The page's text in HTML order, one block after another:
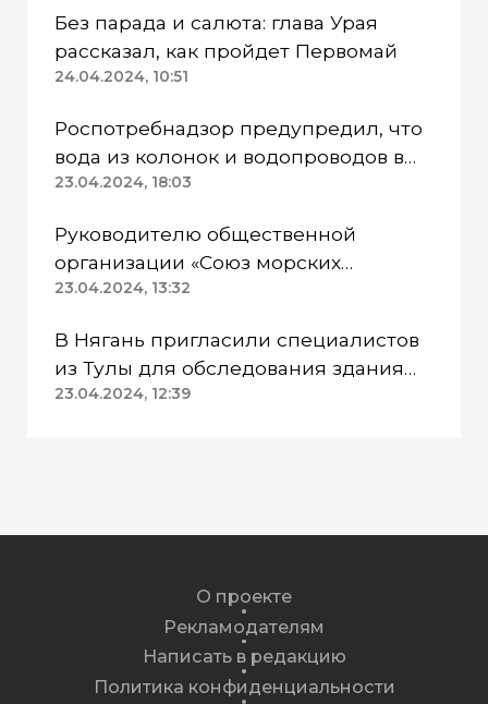
Без парада и салюта: глава Урая
рассказал, как пройдет Первомай
24.04.2024, 10:51
Роспотребнадзор предупредил, что
вода из колонок и водопроводов в
Казанском районе непригодна для
23.04.2024, 18:03
Руководителю общественной
организации «Союз морских
пехотинцев» Югры вынесли
23.04.2024, 13:32
В Нягань пригласили специалистов
из Тулы для обследования здания
ДК «Геолог»
23.04.2024, 12:39
О проекте
Рекламодателям
Написать в редакцию
Политика конфиденциальности